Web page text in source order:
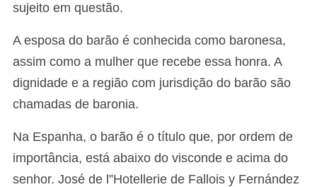
sujeito em questão.
A esposa do barão é conhecida como baronesa,
assim como a mulher que recebe essa honra. A
dignidade e a região com jurisdição do barão são
chamadas de baronia.
Na Espanha, o barão é o título que, por ordem de
importância, está abaixo do visconde e acima do
senhor. José de l”Hotellerie de Fallois y Fernández